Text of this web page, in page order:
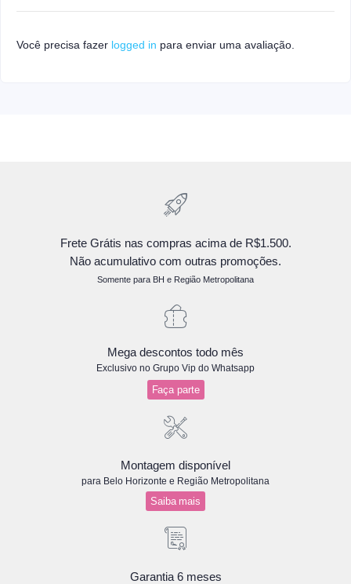
Você precisa fazer logged in para enviar uma avaliação.
Frete Grátis nas compras acima de R$1.500.
Não acumulativo com outras promoções.
Somente para BH e Região Metropolitana
Mega descontos todo mês
Exclusivo no Grupo Vip do Whatsapp
Faça parte
Montagem disponível
para Belo Horizonte e Região Metropolitana
Saiba mais
Garantia 6 meses